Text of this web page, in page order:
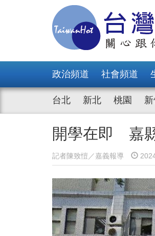
政治頻道 社會頻道
台北 新北 桃園
開學在即 嘉
記者陳致愷／嘉義報導